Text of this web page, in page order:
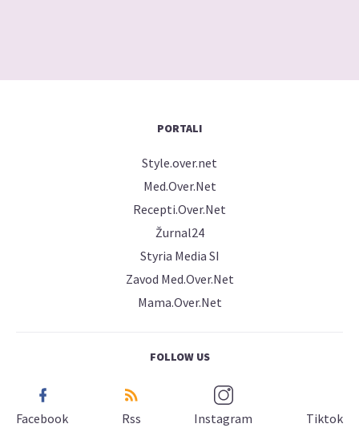
PORTALI
Style.over.net
Med.Over.Net
Recepti.Over.Net
Žurnal24
Styria Media SI
Zavod Med.Over.Net
Mama.Over.Net
FOLLOW US
Facebook Rss Instagram Tiktok